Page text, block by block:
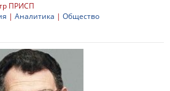
ПРИСП
| Аналитика | Общество